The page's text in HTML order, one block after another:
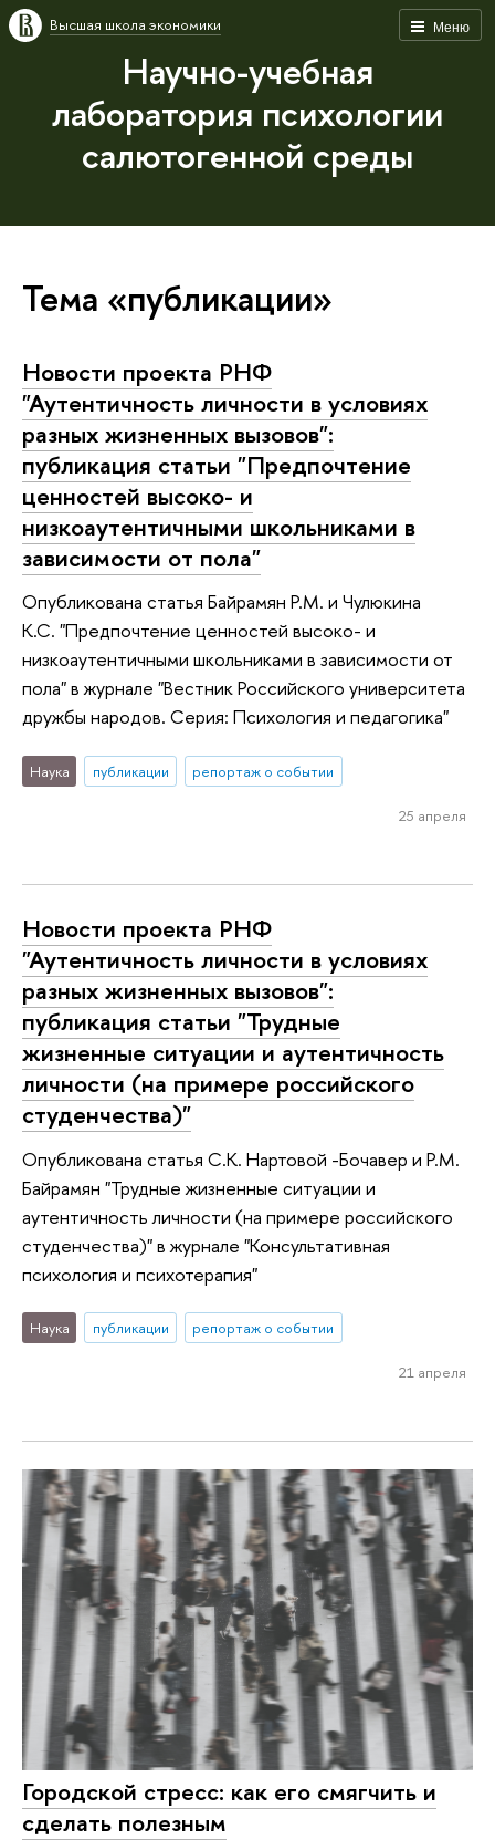
Меню
Высшая школа экономики
Научно-учебная
лаборатория психологии
салютогенной среды
Тема «публикации»
Новости проекта РНФ
"Аутентичность личности в условиях
разных жизненных вызовов":
публикация статьи "Предпочтение
ценностей высоко- и
низкоаутентичными школьниками в
зависимости от пола"
Опубликована статья Байрамян Р.М. и Чулюкина
К.С. "Предпочтение ценностей высоко- и
низкоаутентичными школьниками в зависимости от
пола" в журнале "Вестник Российского университета
дружбы народов. Серия: Психология и педагогика"
Наука публикации репортаж о событии
25 апреля
Новости проекта РНФ
"Аутентичность личности в условиях
разных жизненных вызовов":
публикация статьи "Трудные
жизненные ситуации и аутентичность
личности (на примере российского
студенчества)"
Опубликована статья С.К. Нартовой -Бочавер и Р.М.
Байрамян "Трудные жизненные ситуации и
аутентичность личности (на примере российского
студенчества)" в журнале "Консультативная
психология и психотерапия"
Наука публикации репортаж о событии
21 апреля
Городской стресс: как его смягчить и
сделать полезным